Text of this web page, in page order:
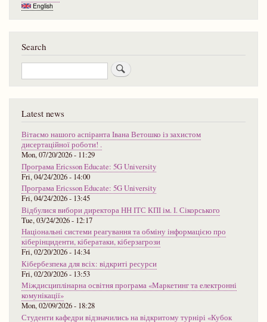
English
Search
Search
Latest news
Вітаємо нашого аспіранта Івана Ветошко із захистом
дисертаційної роботи! .
Mon, 07/20/2026 - 11:29
Програма Ericsson Educate: 5G University
Fri, 04/24/2026 - 14:00
Програма Ericsson Educate: 5G University
Fri, 04/24/2026 - 13:45
Відбулися вибори директора НН ІТС КПІ ім. І. Сікорського
Tue, 03/24/2026 - 12:17
Національні системи реагування та обміну інформацією про
кіберінциденти, кібератаки, кіберзагрози
Fri, 02/20/2026 - 14:34
Кібербезпека для всіх: відкриті ресурси
Fri, 02/20/2026 - 13:53
Міждисциплінарна освітня програма «Маркетинг та електронні
комунікації»
Mon, 02/09/2026 - 18:28
Студенти кафедри відзначились на відкритому турнірі «Кубок